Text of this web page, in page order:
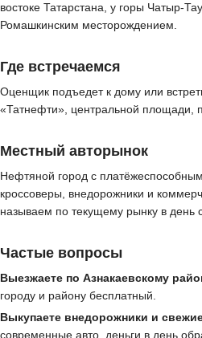
востоке Татарстана, у горы Чатыр-
Ромашкинским месторождением.
Где встречаемся
Оценщик подъедет к дому или
«Татнефти», центральной площади,
Местный авторынок
Нефтяной город с
кроссоверы, внедорожники и
называем по текущему рынку в день
Частые вопросы
Выезжаете по Азнакаевскому
городу и району бесплатный.
Выкупаете внедорожники и
современные авто, деньги в день